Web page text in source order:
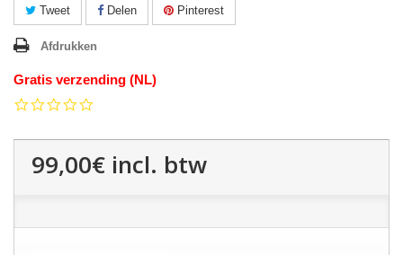
Tweet Delen Pinterest
Afdrukken
Gratis verzending (NL)
99,00€ incl. btw